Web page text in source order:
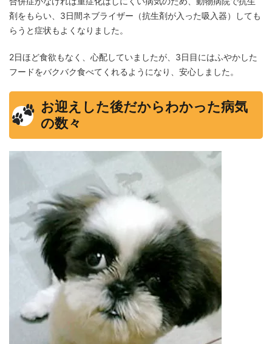
剤をもらい、3日間ネブライザー（抗生剤が入った吸入器）しても
らうと症状もよくなりました。
2日ほど食欲もなく、心配していましたが、3日目にはふやかした
フードをバクバク食べてくれるようになり、安心しました。
お迎えした後だからわかった病気
の数々